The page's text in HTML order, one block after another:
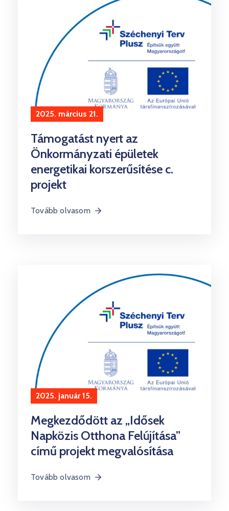
2025. március 21.
Támogatást nyert az
Önkormányzati épületek
energetikai korszerűsítése c.
projekt
Tovább olvasom
2025. január 15.
Megkezdődött az „Idősek
Napközis Otthona Felújítása”
című projekt megvalósítása
Tovább olvasom